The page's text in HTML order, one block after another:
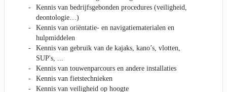
Kennis van bedrijfsgebonden procedures (veiligheid,
deontologie…)
Kennis van oriëntatie- en navigatiematerialen en
hulpmiddelen
Kennis van gebruik van de kajaks, kano’s, vlotten,
SUP's, ...
Kennis van touwenparcours en andere installaties
Kennis van fietstechnieken
Kennis van veiligheid op hoogte